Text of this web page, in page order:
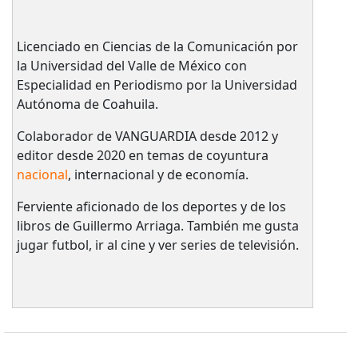
Licenciado en Ciencias de la Comunicación por
la Universidad del Valle de México con
Especialidad en Periodismo por la Universidad
Autónoma de Coahuila.
Colaborador de VANGUARDIA desde 2012 y
editor desde 2020 en temas de coyuntura
nacional, internacional y de economía.
Ferviente aficionado de los deportes y de los
libros de Guillermo Arriaga. También me gusta
jugar futbol, ir al cine y ver series de televisión.